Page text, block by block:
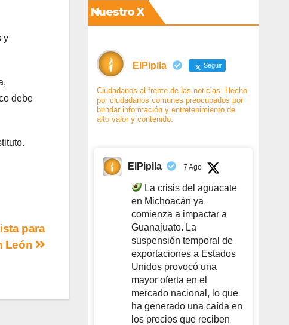
y
debe
para
León
Nuestro X
ElPipila Seguir
Ciudadanos al frente de las noticias. Hecho
por ciudadanos comunes preocupados por
brindar información y entretenimiento de
alto valor y contenido.
ElPipila 7 Ago
La crisis del aguacate
en Michoacán ya
comienza a impactar a
Guanajuato. La
suspensión temporal de
exportaciones a Estados
Unidos provocó una
mayor oferta en el
mercado nacional, lo que
ha generado una caída en
los precios que reciben